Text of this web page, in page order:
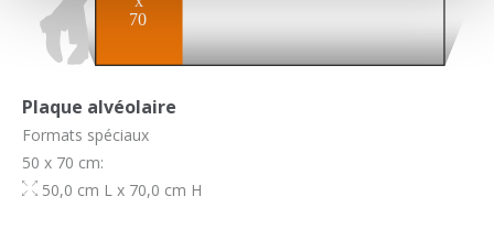
Plaque alvéolaire
Formats spéciaux
50 x 70 cm:
50,0 cm L x 70,0 cm H